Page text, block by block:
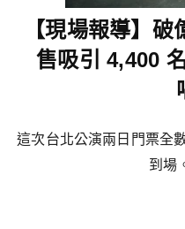
【現場報導】
售吸引 4,400
這次台北公演兩日門票全
到場